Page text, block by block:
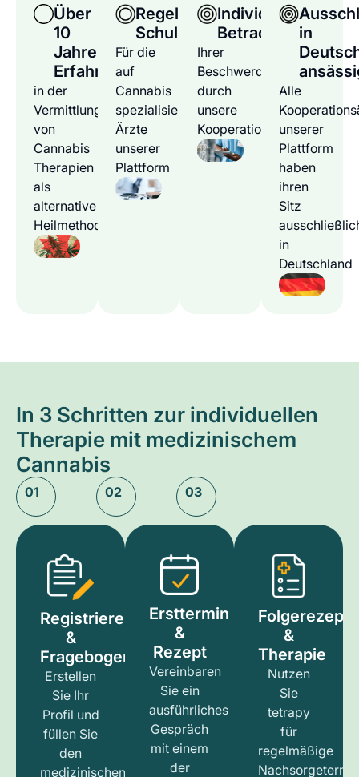
Über
10
Jahre
Erfahrung
in der
Vermittlung
von
Cannabis
Therapien
als
alternative
Heilmethode
Regelmäßige
Schulungen
Für die
auf
Cannabis
spezialisierten
Ärzte
unserer
Plattform
Individuelle
Betrachtung
Ihrer
Beschwerden
durch
unsere
Kooperationsärzte
in
Alle
unserer
Plattform
haben
ihren
Sitz
in
Deutschland
In 3 Schritten zur individuellen
Therapie mit medizinischem
Cannabis
01 02 03
Registrieren
&
Fragebogen
Erstellen
Sie Ihr
Profil und
füllen Sie
den
medizinischen
Ersttermin
&
Rezept
Vereinbaren
Sie ein
ausführliches
Gespräch
mit einem
der
Folgerezept
&
Therapie
Nutzen
Sie
tetrapy
für
regelmäßige